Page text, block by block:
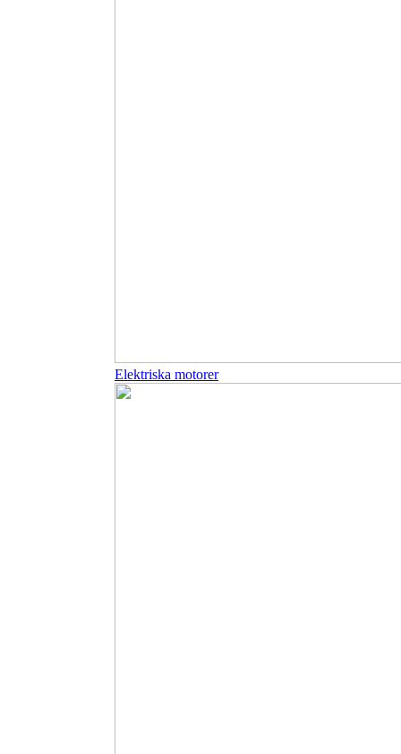
Elektriska motorer